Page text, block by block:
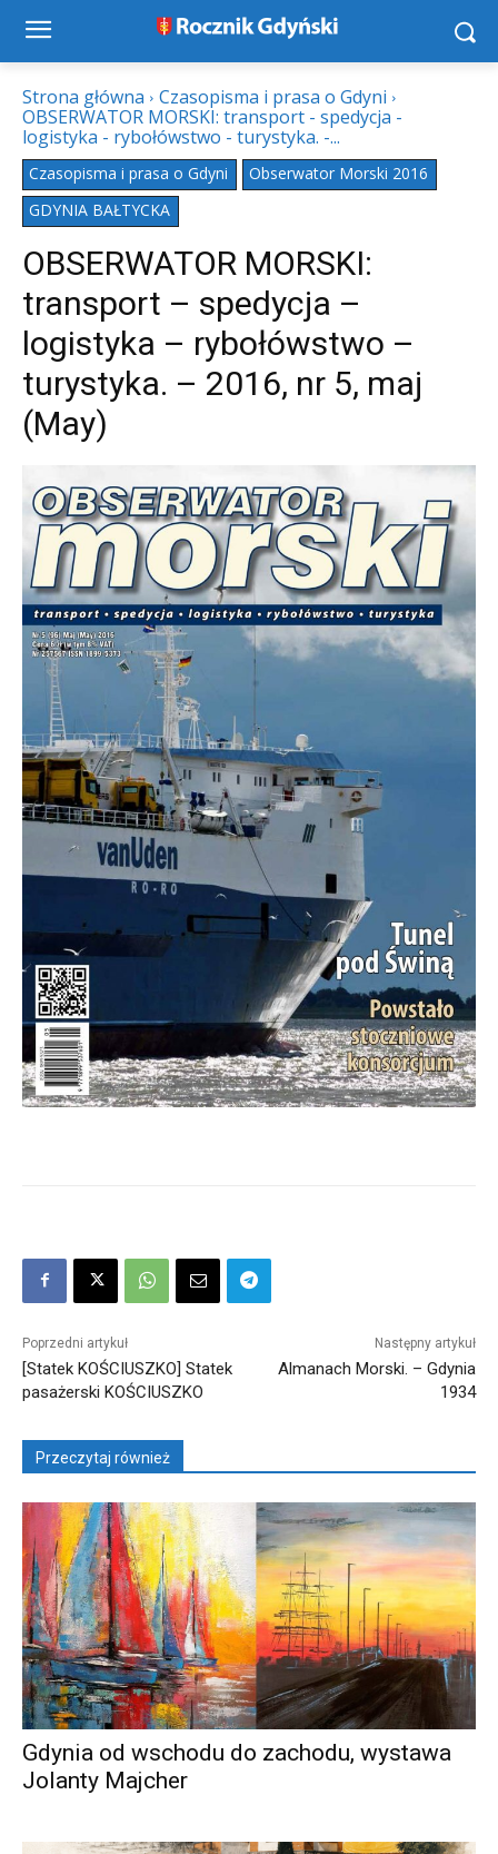
Strona główna
Czasopisma i prasa o Gdyni
OBSERWATOR MORSKI: transport - spedycja -
logistyka - rybołówstwo - turystyka. -...
Czasopisma i prasa o Gdyni
Obserwator Morski 2016
GDYNIA BAŁTYCKA
OBSERWATOR MORSKI:
transport – spedycja –
logistyka – rybołówstwo –
turystyka. – 2016, nr 5, maj
(May)
Poprzedni artykuł
[Statek KOŚCIUSZKO] Statek
pasażerski KOŚCIUSZKO
Następny artykuł
Almanach Morski. – Gdynia
1934
Przeczytaj również
Gdynia od wschodu do zachodu, wystawa
Jolanty Majcher